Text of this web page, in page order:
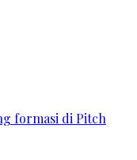
formasi di Pitch